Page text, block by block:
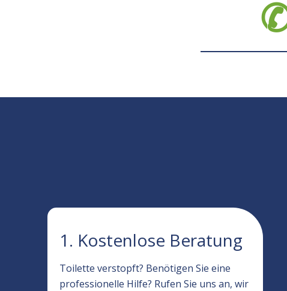
1. Kostenlose Beratung
Toilette verstopft? Benötigen Sie eine
professionelle Hilfe? Rufen Sie uns an, wir